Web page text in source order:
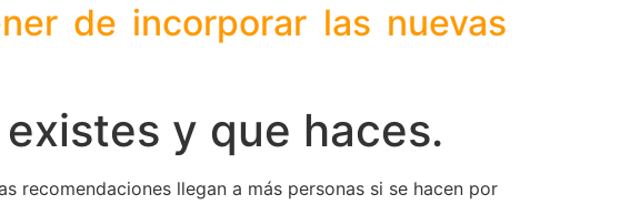
de incorporar las nuevas
y que haces.
recomendaciones llegan a más personas si se hacen por